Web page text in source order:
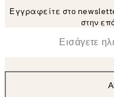
Εγγραφείτε στο
στην
Ηλεκτρονική Διεύθυνση